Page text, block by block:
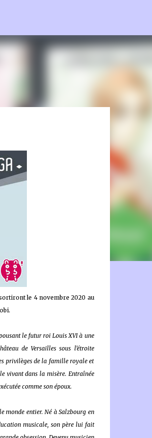
vous achetez sur Amazon.fr
le 4 novembre 2020 au
le futur roi Louis XVI à une
de Versailles sous l’étroite
privilèges de la famille royale et
vivant dans la misère. Entraînée
comme son époux.
monde entier. Né à Salzbourg en
musicale, son père lui fait